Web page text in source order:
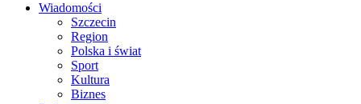
Wiadomości
Szczecin
Region
Polska i świat
Sport
Kultura
Biznes